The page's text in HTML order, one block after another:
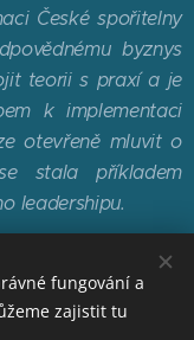
České spořitelny
byznys
teorii s praxí a je
k implementaci
otevřeně mluvit o
stala příkladem
leadershipu.
fungování a
zajistit tu